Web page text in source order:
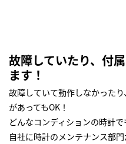
故障していたり、付
ます！
故障していて動作しなかった
があってもOK！
どんなコンディションの時計
自社に時計のメンテナンス部